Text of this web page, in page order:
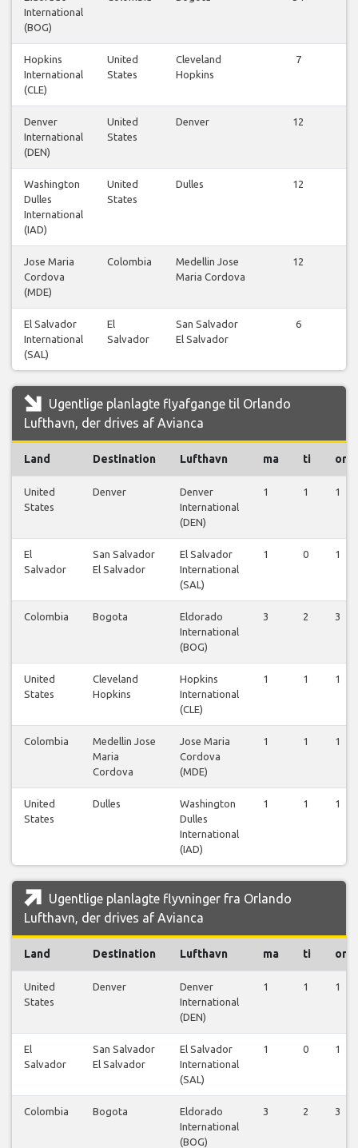
International
(BOG)
Hopkins
International
(CLE)
United
States
Cleveland
Hopkins
7
Denver
International
(DEN)
United
States
Denver
12
Washington
Dulles
International
(IAD)
United
States
Dulles
12
Jose Maria
Cordova
(MDE)
Colombia
Medellin Jose
Maria Cordova
12
El Salvador
International
(SAL)
El
Salvador
San Salvador
El Salvador
6
Ugentlige planlagte flyafgange til Orlando
Lufthavn, der drives af Avianca
Land Destination Lufthavn ma ti on
United
States
Denver
Denver
International
(DEN)
1 1 1
El
Salvador
San Salvador
El Salvador
El Salvador
International
(SAL)
1 0 1
Colombia Bogota
Eldorado
International
(BOG)
3 2 3
United
States
Cleveland
Hopkins
Hopkins
International
(CLE)
1 1 1
Colombia
Medellin Jose
Maria
Cordova
Jose Maria
Cordova
(MDE)
1 1 1
United
States
Dulles
Washington
Dulles
International
(IAD)
1 1 1
Ugentlige planlagte flyvninger fra Orlando
Lufthavn, der drives af Avianca
Land Destination Lufthavn ma ti on
United
States
Denver
Denver
International
(DEN)
1 1 1
El
Salvador
San Salvador
El Salvador
El Salvador
International
(SAL)
1 0 1
Colombia Bogota
Eldorado
International
(BOG)
3 2 3